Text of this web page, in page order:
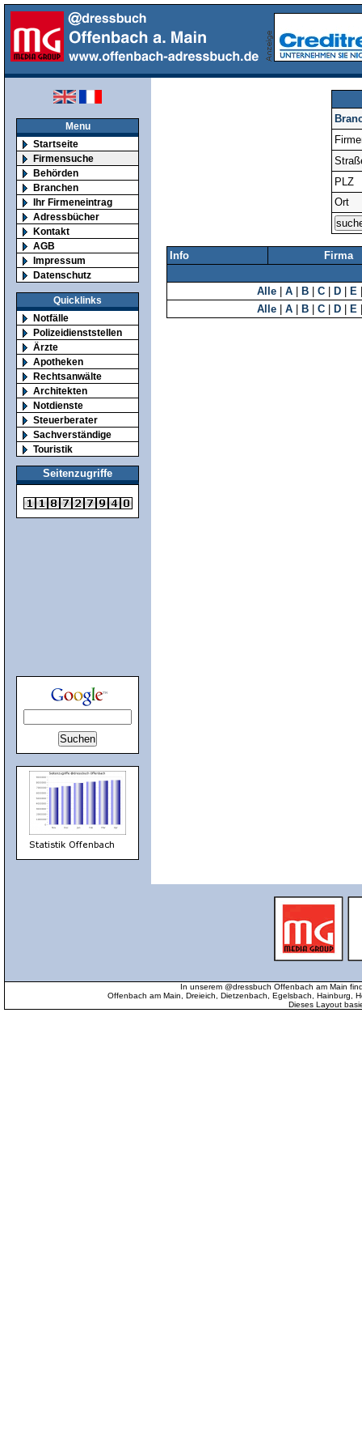
Menu
Startseite
Firmensuche
Behörden
Branchen
Ihr Firmeneintrag
Adressbücher
Kontakt
AGB
Impressum
Datenschutz
Quicklinks
Notfälle
Polizeidienststellen
Ärzte
Apotheken
Rechtsanwälte
Architekten
Notdienste
Steuerberater
Sachverständige
Touristik
Seitenzugriffe
PLZ
Ort
Info Firma
Alle A B C D E
Alle
A B C D E
In unserem @dressbuch Offenbach am Main
Offenbach am Main, Dreieich, Dietzenbach, Egelsbach, Hainburg,
Dieses Layout